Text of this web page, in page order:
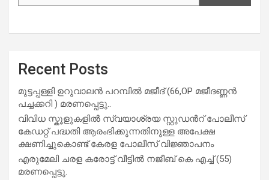
Recent Posts
മുട്ടപ്പള്ളി ഉറുവാലൻ പറമ്പിൽ മജീദ് (66,OP മജീദണ്ണൻ
പച്ചക്കറി ) മരണപ്പെട്ടു..
വിവിധ സ്കൂളുകളില്‍ സ്വയാശ്രയ സ്റ്റുഡന്‍റ് പോലീസ്
കേഡറ്റ് പദ്ധതി ആരംഭിക്കുന്നതിനുള്ള അപേക്ഷ
ക്ഷണിച്ചുകൊണ്ട് കേരള പോലീസ് വിജ്ഞാപനം
എരുമേലി ചരള കരോട്ട് വീട്ടിൽ നജീബ് കെ എച്ച് (55)
മരണപ്പെട്ടു.